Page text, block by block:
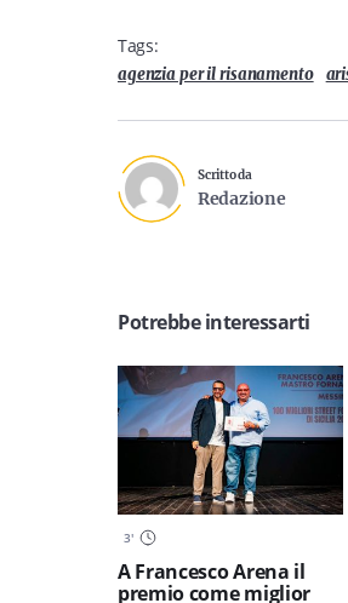
Tags:
agenzia per il risanamento
Scritto da
Redazione
Potrebbe interessarti
3'
A Francesco Arena il
premio come miglior